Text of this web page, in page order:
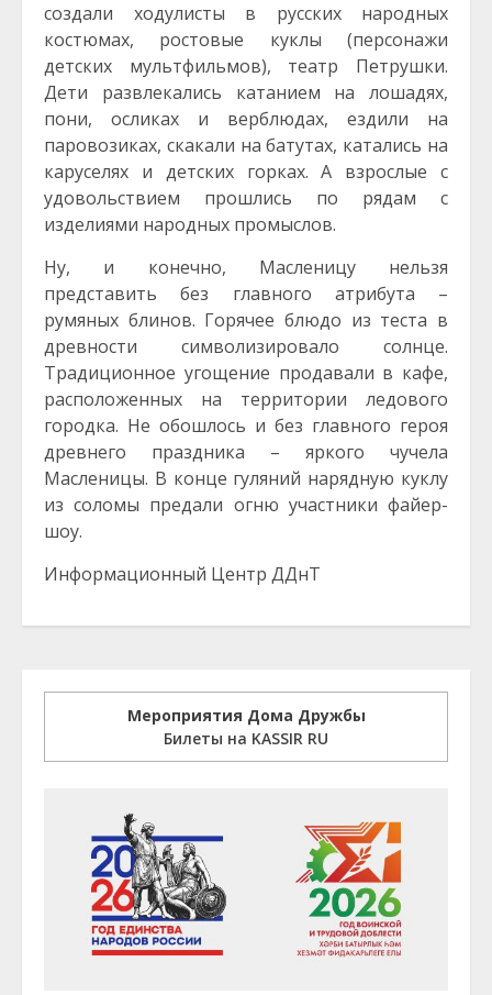
создали ходулисты в русских народных
костюмах, ростовые куклы (персонажи
детских мультфильмов), театр Петрушки.
Дети развлекались катанием на лошадях,
пони, осликах и верблюдах, ездили на
паровозиках, скакали на батутах, катались на
каруселях и детских горках. А взрослые с
удовольствием прошлись по рядам с
изделиями народных промыслов.
Ну, и конечно, Масленицу нельзя
представить без главного атрибута –
румяных блинов. Горячее блюдо из теста в
древности символизировало солнце.
Традиционное угощение продавали в кафе,
расположенных на территории ледового
городка. Не обошлось и без главного героя
древнего праздника – яркого чучела
Масленицы. В конце гуляний нарядную куклу
из соломы предали огню участники файер-
шоу.
Информационный Центр ДДнТ
Мероприятия Дома Дружбы
Билеты на KASSIR RU